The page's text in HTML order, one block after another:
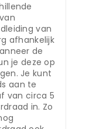
van
afhankelijk
de
je deze op
Je kunt
aan te
van circa 5
in. Zo